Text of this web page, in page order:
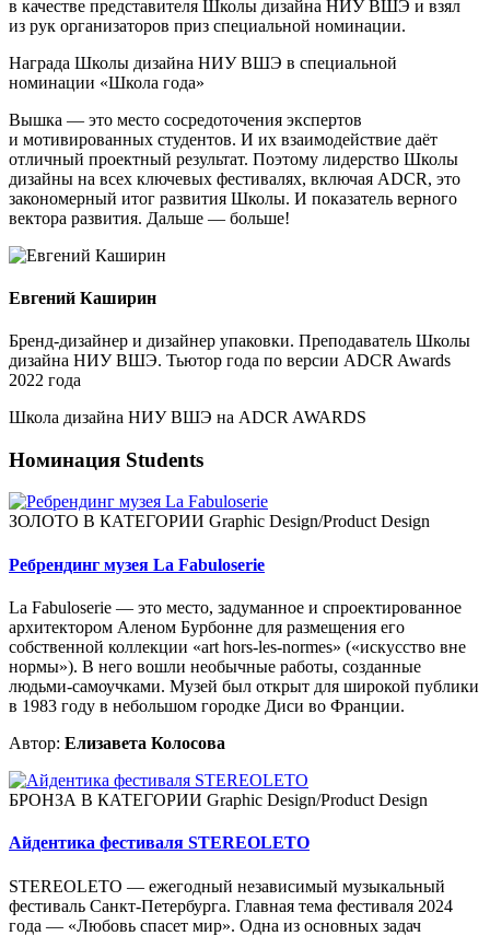
в качестве представителя Школы дизайна НИУ ВШЭ и взял
из рук организаторов приз специальной номинации.
Награда Школы дизайна НИУ ВШЭ в специальной
номинации «Школа года»
Вышка — это место сосредоточения экспертов
и мотивированных студентов. И их взаимодействие даёт
отличный проектный результат. Поэтому лидерство Школы
дизайны на всех ключевых фестивалях, включая ADCR, это
закономерный итог развития Школы. И показатель верного
вектора развития. Дальше — больше!
Евгений Каширин
Бренд-дизайнер и дизайнер упаковки. Преподаватель Школы
дизайна НИУ ВШЭ. Тьютор года по версии ADCR Awards
2022 года
Школа дизайна НИУ ВШЭ на ADCR AWARDS
Номинация Students
ЗОЛОТО В КАТЕГОРИИ Graphic Design/Product Design
Ребрендинг музея La Fabuloserie
La Fabuloserie — это место, задуманное и спроектированное
архитектором Аленом Бурбонне для размещения его
собственной коллекции «art hors-les-normes» («искусство вне
нормы»). В него вошли необычные работы, созданные
людьми-самоучками. Музей был открыт для широкой публики
в 1983 году в небольшом городке Диси во Франции.
Автор: Елизавета Колосова
БРОНЗА В КАТЕГОРИИ Graphic Design/Product Design
Айдентика фестиваля STEREOLETO
STEREOLETO — ежегодный независимый музыкальный
фестиваль Санкт-Петербурга. Главная тема фестиваля 2024
года — «Любовь спасет мир». Одна из основных задач